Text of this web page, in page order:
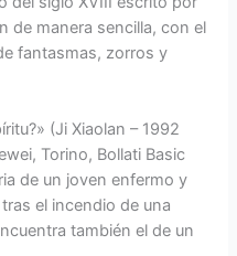
de manera sencilla, con el
fantasmas, zorros y
(Ji Xiaolan – 1992
Torino, Bollati Basic
de un joven enfermo y
el incendio de una
también el de un